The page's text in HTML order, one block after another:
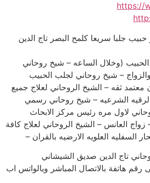
https://
جلبا سريعا كلمح البصر تاج الدين
(وخلال الساعه – شيخ روحاني
– شيخ روحاني لجلب الحبيب
ثقه – الشيخ الروحاني لعلاج جميع
الشرعيه – شيخ روحاني رسمي
لاول مره رئيس مركز الابحاث
زواج العانس – الشيخ الروحاني لعلاج كافة
السفليه العلويه الارضيه بالقران –
تاج الدين صديق الشيشاني
هاتفة بالاتصال المباشر وبالواتس اب